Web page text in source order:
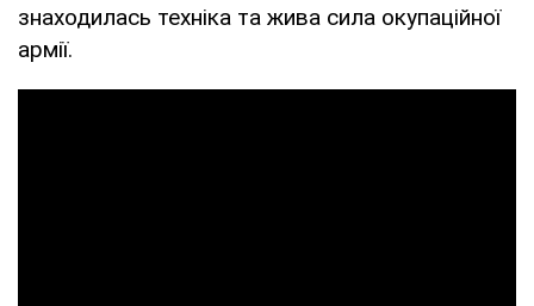
знаходилась техніка та жива сила окупаційної
армії.